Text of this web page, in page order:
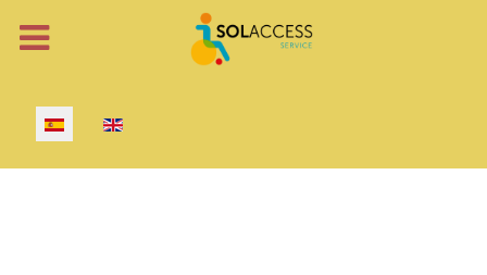
Seleccione su idioma